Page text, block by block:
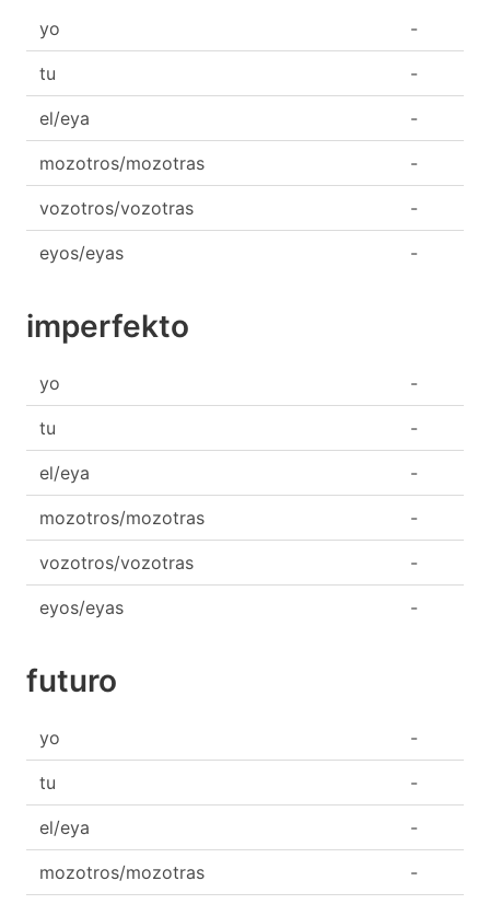
yo -
tu -
el/eya -
mozotros/mozotras -
vozotros/vozotras -
eyos/eyas -
imperfekto
yo -
tu -
el/eya -
mozotros/mozotras -
vozotros/vozotras -
eyos/eyas -
futuro
yo -
tu -
el/eya -
mozotros/mozotras -